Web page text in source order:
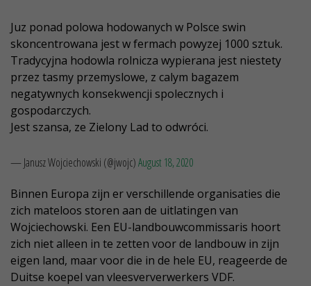
Juz ponad polowa hodowanych w Polsce swin
skoncentrowana jest w fermach powyzej 1000 sztuk.
Tradycyjna hodowla rolnicza wypierana jest niestety
przez tasmy przemyslowe, z calym bagazem
negatywnych konsekwencji spolecznych i
gospodarczych.
Jest szansa, ze Zielony Lad to odwróci.
— Janusz Wojciechowski (@jwojc)August 18, 2020
Binnen Europa zijn er verschillende organisaties die
zich mateloos storen aan de uitlatingen van
Wojciechowski. Een EU-landbouwcommissaris hoort
zich niet alleen in te zetten voor de landbouw in zijn
eigen land, maar voor die in de hele EU, reageerde de
Duitse koepel van vleesververwerkers VDF.